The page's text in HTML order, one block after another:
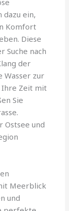
ein,
Komfort
Diese
Suche nach
der
Wasser zur
Ihre Zeit mit
Sie
Ostsee und
Meerblick
und